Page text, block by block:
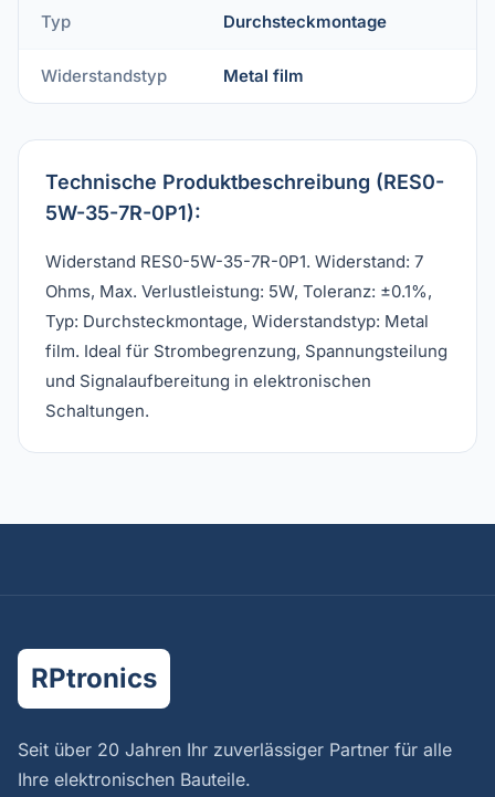
Typ Durchsteckmontage
Widerstandstyp Metal film
Technische Produktbeschreibung (RES0-
5W-35-7R-0P1):
Widerstand RES0-5W-35-7R-0P1. Widerstand: 7
Ohms, Max. Verlustleistung: 5W, Toleranz: ±0.1%,
Typ: Durchsteckmontage, Widerstandstyp: Metal
film. Ideal für Strombegrenzung, Spannungsteilung
und Signalaufbereitung in elektronischen
Schaltungen.
RPtronics
Seit über 20 Jahren Ihr zuverlässiger Partner für alle
Ihre elektronischen Bauteile.